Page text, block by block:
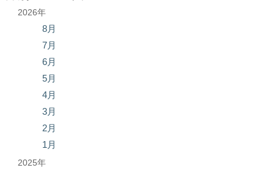
2026年
8月
7月
6月
5月
4月
3月
2月
1月
2025年